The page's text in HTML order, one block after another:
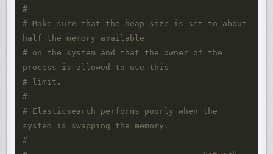
#
# Make sure that the heap size is set to about
half the memory available
# on the system and that the owner of the
process is allowed to use this
# limit.
#
# Elasticsearch performs poorly when the
system is swapping the memory.
#